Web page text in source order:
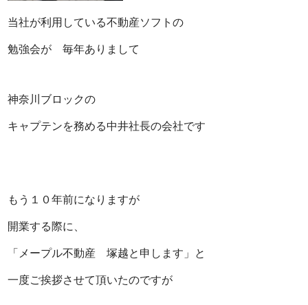
当社が利用している不動産ソフトの
勉強会が 毎年ありまして
神奈川ブロックの
キャプテンを務める中井社長の会社です
もう１０年前になりますが
開業する際に、
「メープル不動産 塚越と申します」と
一度ご挨拶させて頂いたのですが